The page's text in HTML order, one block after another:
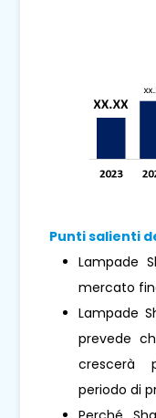
Punti salienti
Lampade
mercato
Lampade
prevede
crescerà
periodo di